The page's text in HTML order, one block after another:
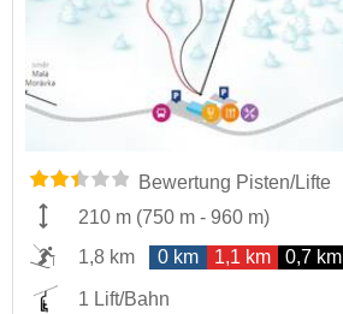
Bewertung Pisten/Lifte
210 m (750 m - 960 m)
1,8 km
0 km 1,1 km 0,7 km
1 Lift/Bahn